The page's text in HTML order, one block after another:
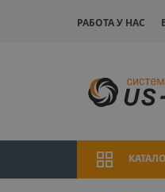
РАБОТА У НАС